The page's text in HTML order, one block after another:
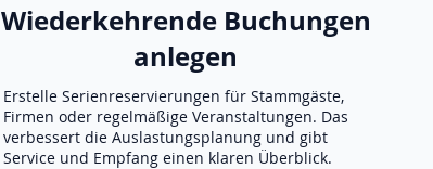
Wiederkehrende Buchungen
anlegen
Erstelle Serienreservierungen für Stammgäste,
Firmen oder regelmäßige Veranstaltungen. Das
verbessert die Auslastungsplanung und gibt
Service und Empfang einen klaren Überblick.